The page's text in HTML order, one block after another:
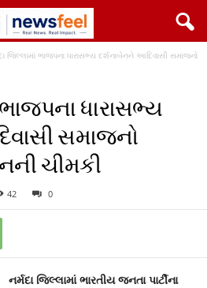
જિલ્લામાં ભાજપના ધારાસભ્ય દર્શનાબેનને આદિવાસી સમાજનો
ભાજપના ધારાસભ્ય
સમાજનો
ચીમકી
42 0
નર્મદા જિલ્લામાં ભારતીય જનતા પાર્ટીના